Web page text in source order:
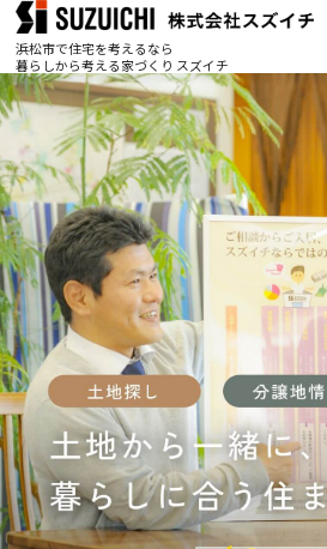
浜松市で住宅を考えるなら
暮らしから考える家づくり スズイチ